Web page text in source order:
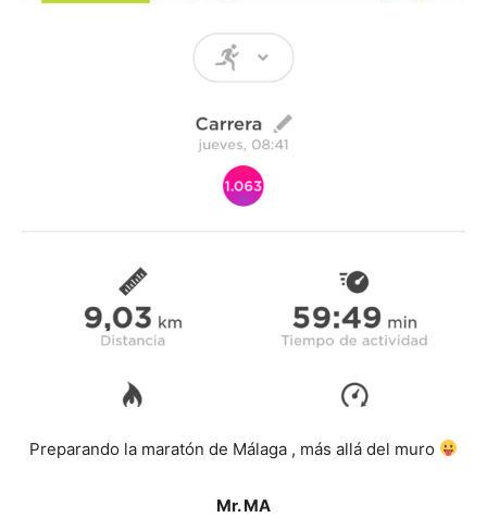
Preparando la maratón de Málaga , más allá del muro
Mr. MA